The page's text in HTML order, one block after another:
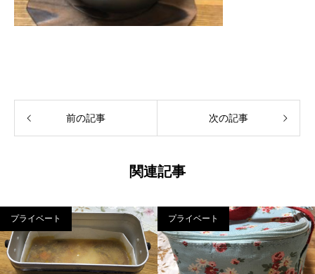
前の記事 次の記事
関連記事
プライベート プライベート